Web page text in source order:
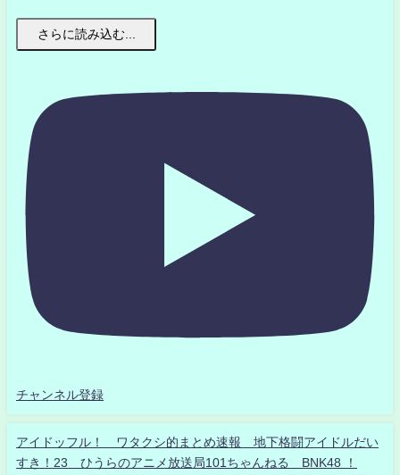
さらに読み込む...
チャンネル登録
アイドッフル！ ワタクシ的まとめ速報 地下格闘アイドルだい
すき！23 ひうらのアニメ放送局101ちゃんねる BNK48 ！